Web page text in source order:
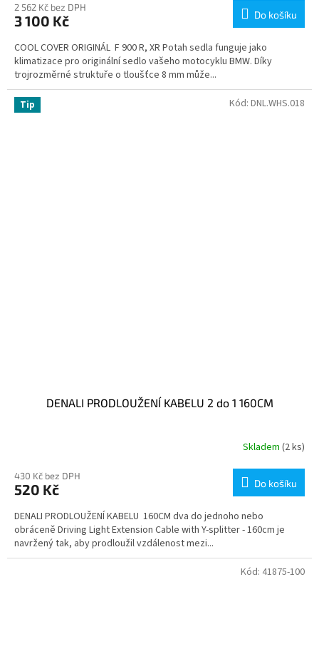
2 562 Kč bez DPH
3 100 Kč Do košíku
COOL COVER ORIGINÁL F 900 R, XR Potah sedla funguje jako
klimatizace pro originální sedlo vašeho motocyklu BMW. Díky
trojrozměrné struktuře o tloušťce 8 mm může...
Tip
DENALI PRODLOUŽENÍ KABELU 2 do 1 160CM
Skladem (2 ks)
430 Kč bez DPH
520 Kč Do košíku
DENALI PRODLOUŽENÍ KABELU 160CM dva do jednoho nebo
obráceně Driving Light Extension Cable with Y-splitter - 160cm je
navržený tak, aby prodloužil vzdálenost mezi...
Kód: DNL.WHS.018
Kód: 41875-100